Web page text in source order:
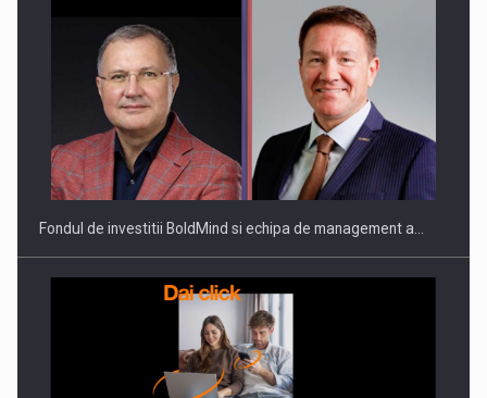
ROOTED IN ROMANIA, BUILT TO DELIVER TECHNOLOGY FOR
THE…
Fondul de investitii BoldMind si echipa de management a…